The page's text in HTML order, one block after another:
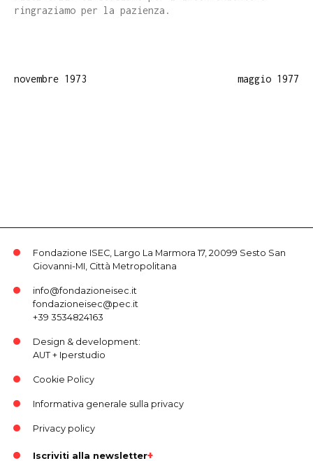
ringraziamo per la pazienza.
novembre 1973 maggio 1977
Fondazione ISEC, Largo La Marmora 17, 20099 Sesto San
Giovanni-MI, Città Metropolitana
info@fondazioneisec.it
fondazioneisec@pec.it
+39 3534824163
Design & development:
AUT+ Iperstudio
Cookie Policy
Informativa generale sulla privacy
Privacy policy
Iscriviti alla newsletter